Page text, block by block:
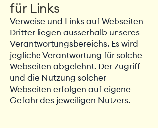
für Links
Verweise und Links auf Webseiten
Dritter liegen ausserhalb unseres
Verantwortungsbereichs. Es wird
jegliche Verantwortung für solche
Webseiten abgelehnt. Der Zugriff
und die Nutzung solcher
Webseiten erfolgen auf eigene
Gefahr des jeweiligen Nutzers.